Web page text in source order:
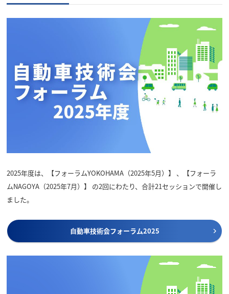
2025年度は、【フォーラムYOKOHAMA（2025年5月）】 、【フォーラ
ムNAGOYA（2025年7月）】 の2回にわたり、合計21セッションで開催し
ました。
⾃動⾞技術会フォーラム2025